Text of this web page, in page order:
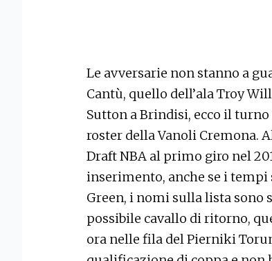
Le avversarie non stanno a
Cantù, quello dell’ala Troy
Sutton a Brindisi, ecco il
roster della Vanoli Cremona.
Draft NBA al primo giro nel
inserimento, anche se i tempi
Green, i nomi sulla lista sono
possibile cavallo di ritorno,
ora nelle fila del Pierniki